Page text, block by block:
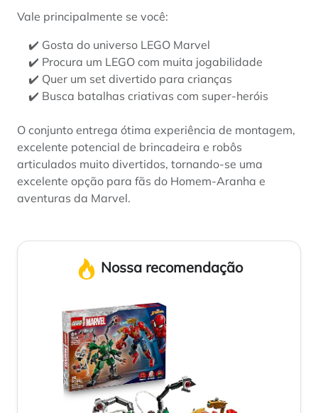
Vale principalmente se você:
✔️ Gosta do universo LEGO Marvel
✔️ Procura um LEGO com muita jogabilidade
✔️ Quer um set divertido para crianças
✔️ Busca batalhas criativas com super-heróis
O conjunto entrega ótima experiência de montagem,
excelente potencial de brincadeira e robôs
articulados muito divertidos, tornando-se uma
excelente opção para fãs do Homem-Aranha e
aventuras da Marvel.
Nossa recomendação